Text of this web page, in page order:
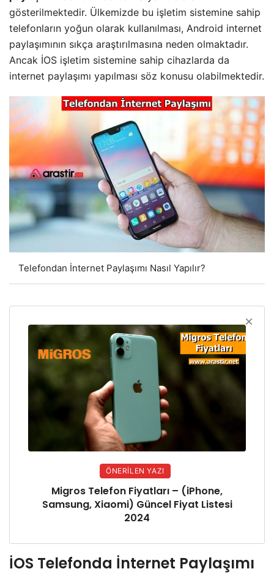
gösterilmektedir. Ülkemizde bu işletim sistemine sahip
telefonların yoğun olarak kullanılması, Android internet
paylaşımının sıkça araştırılmasına neden olmaktadır.
Ancak İOS işletim sistemine sahip cihazlarda da
internet paylaşımı yapılması söz konusu olabilmektedir.
Telefondan İnternet Paylaşımı Nasıl Yapılır?
ÖNERILEN YAZI
Migros Telefon Fiyatları – (iPhone,
Samsung, Xiaomi) Güncel Fiyat Listesi
2024
İOS Telefonda İnternet Paylaşımı